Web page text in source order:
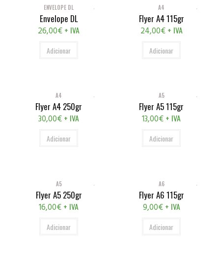
ENVELOPE DL
Envelope DL
26,00€ + IVA
Adicionar
A4
Flyer A4 115gr
24,00€ + IVA
Adicionar
A4
Flyer A4 250gr
30,00€ + IVA
Adicionar
A5
Flyer A5 115gr
13,00€ + IVA
Adicionar
A5
Flyer A5 250gr
16,00€ + IVA
Adicionar
A6
Flyer A6 115gr
9,00€ + IVA
Adicionar